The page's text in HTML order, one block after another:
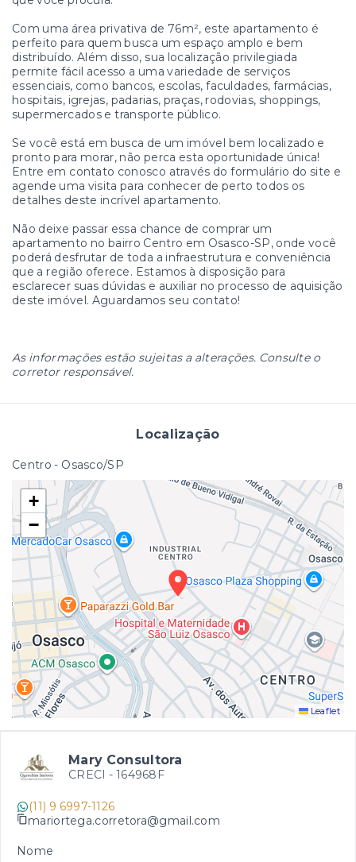
Com uma área privativa de 76m², este apartamento é
perfeito para quem busca um espaço amplo e bem
distribuído. Além disso, sua localização privilegiada
permite fácil acesso a uma variedade de serviços
essenciais, como bancos, escolas, faculdades, farmácias,
hospitais, igrejas, padarias, praças, rodovias, shoppings,
supermercados e transporte público.
Se você está em busca de um imóvel bem localizado e
pronto para morar, não perca esta oportunidade única!
Entre em contato conosco através do formulário do site e
agende uma visita para conhecer de perto todos os
detalhes deste incrível apartamento.
Não deixe passar essa chance de comprar um
apartamento no bairro Centro em Osasco-SP, onde você
poderá desfrutar de toda a infraestrutura e conveniência
que a região oferece. Estamos à disposição para
esclarecer suas dúvidas e auxiliar no processo de aquisição
deste imóvel. Aguardamos seu contato!
As informações estão sujeitas a alterações. Consulte o
corretor responsável.
Localização
Centro - Osasco/SP
+
−
Leaflet
Mary Consultora
CRECI - 164968F
(11) 9 6997-1126
mariortega.corretora@gmail.com
Nome